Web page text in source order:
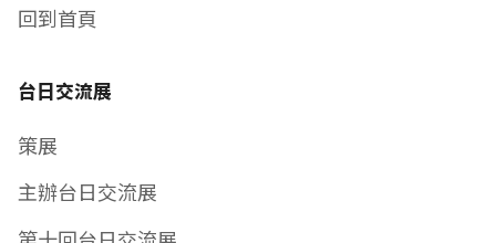
回到首頁
台日交流展
策展
主辦台日交流展